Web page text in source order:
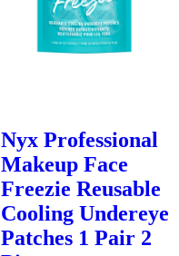
Nyx Professional
Makeup Face
Freezie Reusable
Cooling Undereye
Patches 1 Pair 2